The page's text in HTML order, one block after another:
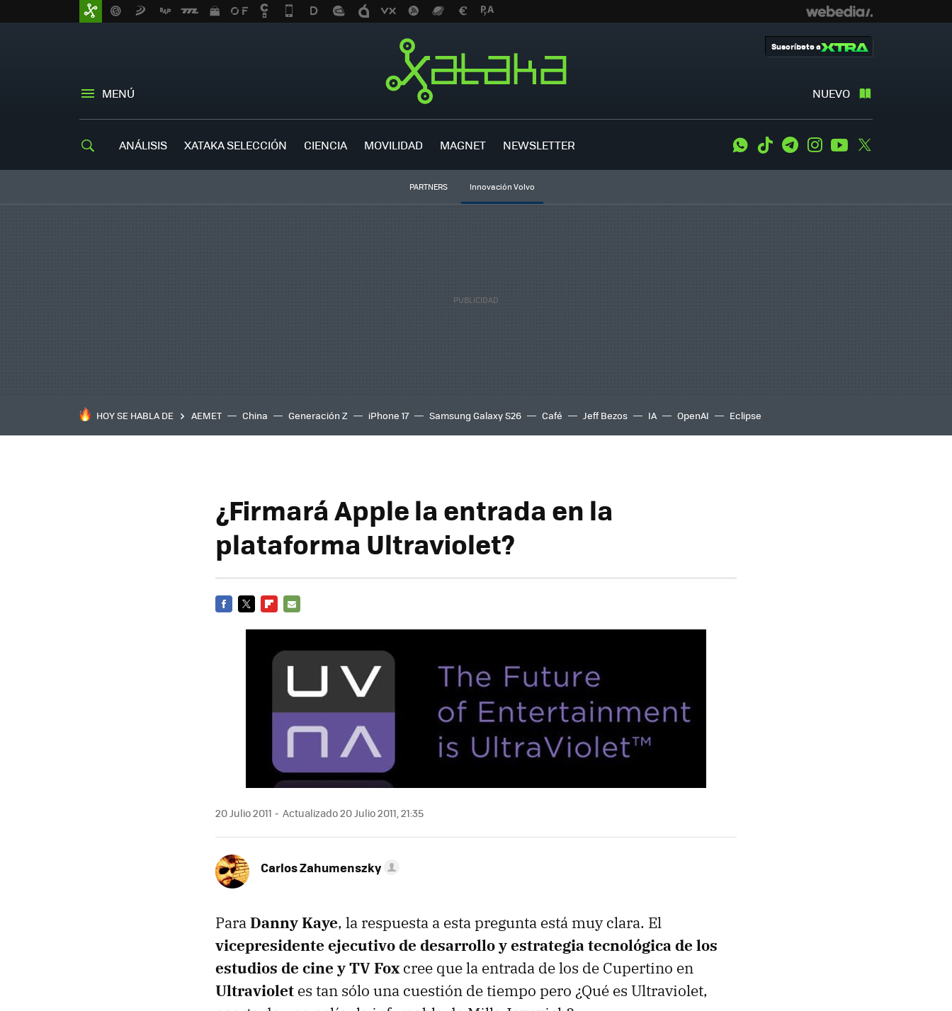
MENÚ NUEVO
Suscríbete a
ANÁLISIS XATAKA SELECCIÓN CIENCIA MOVILIDAD MAGNET NEWSLETTER WhatsApp
Tiktok TelegramInstagramYoutube
PARTNERS Innovación Volvo
HOY SE HABLA DE AEMET China Generación Z iPhone 17 Samsung Galaxy S26 Café Jeff Bezos IA OpenAI Eclipse
¿Firmará Apple la entrada en la
plataforma Ultraviolet?
20 Julio 2011 Actualizado 20 Julio 2011, 21:35
Carlos Zahumenszky
ParaDanny Kaye, la respuesta a esta pregunta está muy clara. El
vicepresidente ejecutivo de desarrollo y estrategia tecnológica de los
estudios de cine y TV Fox cree que la entrada de los de Cupertino en
Ultraviolet es tan sólo una cuestión de tiempo pero ¿Qué es Ultraviolet,